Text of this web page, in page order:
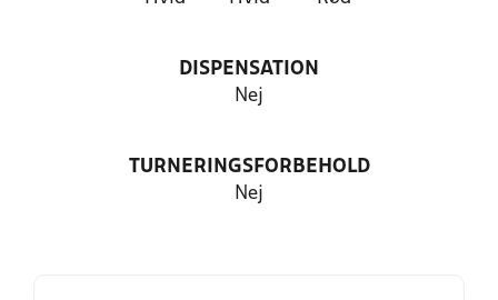
DISPENSATION
Nej
TURNERINGSFORBEHOLD
Nej